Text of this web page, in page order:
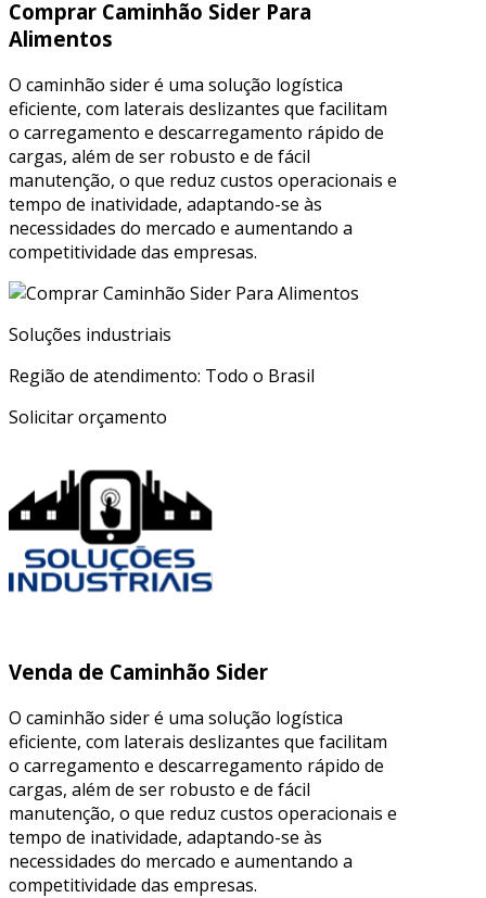
Comprar Caminhão Sider Para
Alimentos
O caminhão sider é uma solução logística
eficiente, com laterais deslizantes que facilitam
o carregamento e descarregamento rápido de
cargas, além de ser robusto e de fácil
manutenção, o que reduz custos operacionais e
tempo de inatividade, adaptando-se às
necessidades do mercado e aumentando a
competitividade das empresas.
Soluções industriais
Região de atendimento: Todo o Brasil
Solicitar orçamento
Venda de Caminhão Sider
O caminhão sider é uma solução logística
eficiente, com laterais deslizantes que facilitam
o carregamento e descarregamento rápido de
cargas, além de ser robusto e de fácil
manutenção, o que reduz custos operacionais e
tempo de inatividade, adaptando-se às
necessidades do mercado e aumentando a
competitividade das empresas.